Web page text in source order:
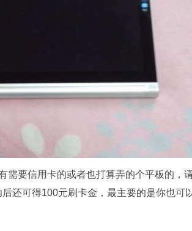
需要信用卡的或者也打算弄的个平板的，
后还可得100元刷卡金，最主要的是你也可